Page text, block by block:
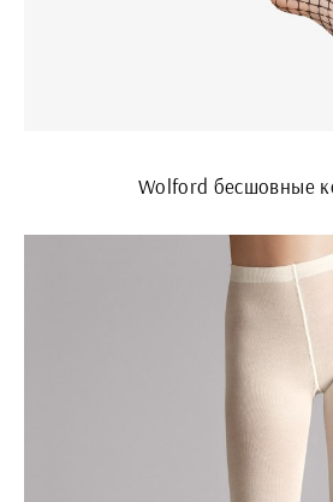
Wolford бесшовные